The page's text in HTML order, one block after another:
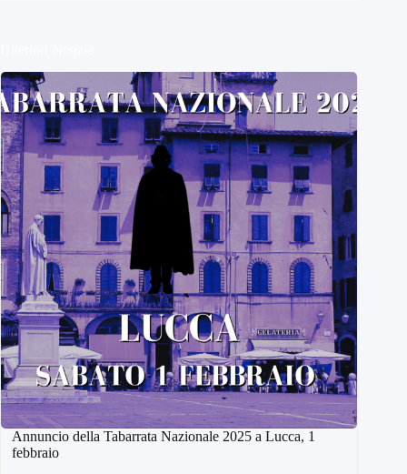
Annuncio della Tabarrata Nazionale 2025 a Lucca, 1
febbraio